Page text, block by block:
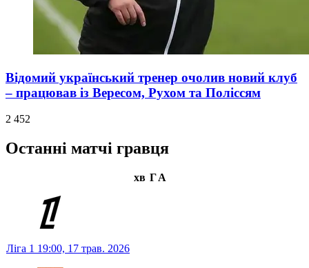
Відомий український тренер очолив новий клуб
– працював із Вересом, Рухом та Поліссям
2 452
Останні матчі гравця
хв ГА
Ліга 1 19:00, 17 трав. 2026